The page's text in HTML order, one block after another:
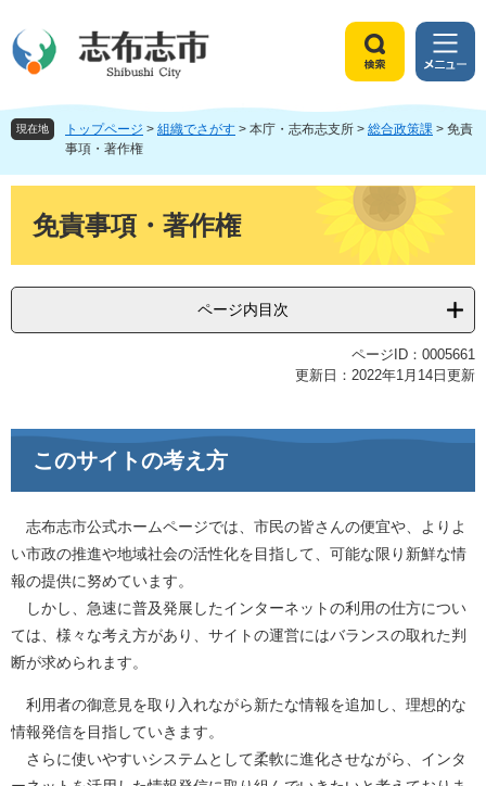
ジ
頭
ュ
飛
へ
索
メ
ニ
ュ
ー
現在地 トップページ > 組織でさがす > 本庁・志布志支所 > 総合政策課 > 免責
事項・著作権
免責事項・著作権
ページ内目次
ページID：0005661
更新日：2022年1月14日更新
このサイトの考え方
志布志市公式ホームページでは、市民の皆さんの便宜や、よりよ
い市政の推進や地域社会の活性化を目指して、可能な限り新鮮な情
報の提供に努めています。
しかし、急速に普及発展したインターネットの利用の仕方につい
ては、様々な考え方があり、サイトの運営にはバランスの取れた判
断が求められます。
利用者の御意見を取り入れながら新たな情報を追加し、理想的な
情報発信を目指していきます。
さらに使いやすいシステムとして柔軟に進化させながら、インタ